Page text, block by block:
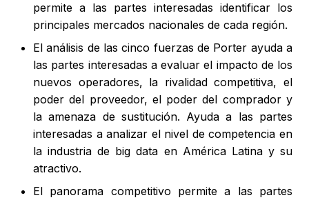
permite a las partes interesadas identificar los
principales mercados nacionales de cada región.
El análisis de las cinco fuerzas de Porter ayuda a
las partes interesadas a evaluar el impacto de los
nuevos operadores, la rivalidad competitiva, el
poder del proveedor, el poder del comprador y
la amenaza de sustitución. Ayuda a las partes
interesadas a analizar el nivel de competencia en
la industria de big data en América Latina y su
atractivo.
El panorama competitivo permite a las partes